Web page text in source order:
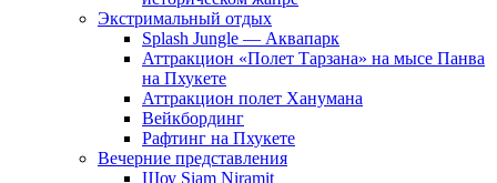
Экстримальный отдых
Splash Jungle — Аквапарк
Аттракцион «Полет Тарзана» на мысе Панва
на Пхукете
Аттракцион полет Ханумана
Вейкбординг
Рафтинг на Пхукете
Вечерние представления
Шоу Siam Niramit